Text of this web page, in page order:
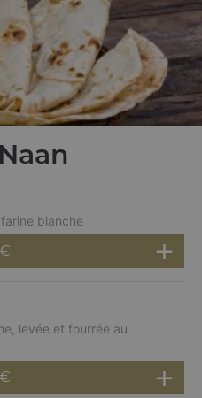
blanche
€
levée et fourrée au
€